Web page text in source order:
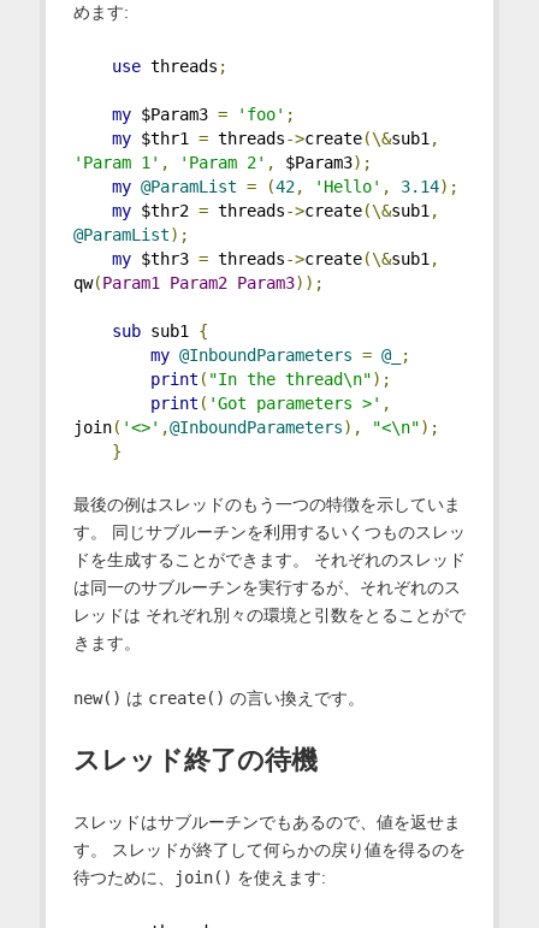
めます:
use threads ;
my $Param3 = 'foo' ;
my $thr1 = threads->create(\&sub1 ,
'Param 1' , 'Param 2' , $Param3);
my @ParamList = (42, 'Hello' , 3.14);
my $thr2 = threads->create(\&sub1 ,
@ParamList);
my $thr3 = threads->create(\&sub1 ,
qw(Param1 Param2 Param3));
sub sub1 {
my @InboundParameters = @_
;
print ( "In the thread\n");
print ( 'Got parameters >' ,
join( '<>' ,@InboundParameters), "<\n");
}
最後の例はスレッドのもう一つの特徴を示していま
す。 同じサブルーチンを利用するいくつものスレッ
ドを生成することができます。 それぞれのスレッド
は同一のサブルーチンを実行するが、それぞれのス
レッドは それぞれ別々の環境と引数をとることがで
きます。
new() は create() の言い換えです。
スレッド終了の待機
スレッドはサブルーチンでもあるので、値を返せま
す。 スレッドが終了して何らかの戻り値を得るのを
待つために、
join() を使えます: